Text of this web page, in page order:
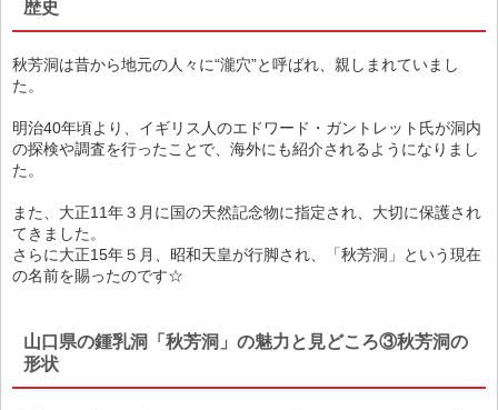
歴史
秋芳洞は昔から地元の人々に“瀧穴”と呼ばれ、親しまれていまし
た。
明治40年頃より、イギリス人のエドワード・ガントレット氏が洞内
の探検や調査を行ったことで、海外にも紹介されるようになりまし
た。
また、大正11年３月に国の天然記念物に指定され、大切に保護され
てきました。
さらに大正15年５月、昭和天皇が行脚され、「秋芳洞」という現在
の名前を賜ったのです☆
山口県の鍾乳洞「秋芳洞」の魅力と見どころ③秋芳洞の
形状